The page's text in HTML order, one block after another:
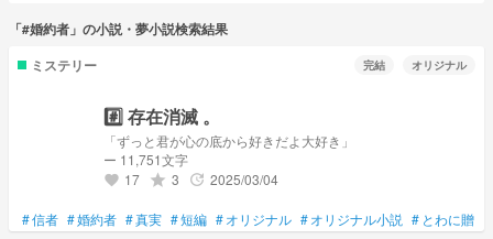
「#婚約者」の小説・夢小説検索結果
ミステリー
完結 オリジナル
#️⃣ 存在消滅 。
「ずっと君が心の底から好きだよ大好き」
ー 11,751文字
favorite 17 grade 3 update 2025/03/04
#信者 #婚約者 #真実 #短編 #オリジナル #オリジナル小説 # とわに贈る